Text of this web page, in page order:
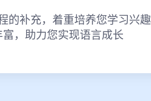
的补充，着重培养您学习兴趣
富，助力您实现语言成长